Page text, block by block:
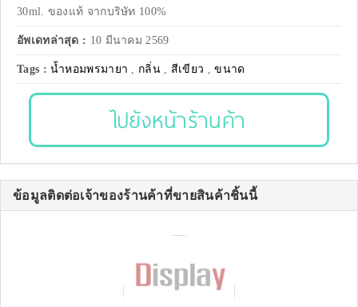
30ml. ของแท้ จากบริษัท 100%
อัพเดทล่าสุด : 10 มีนาคม 2569
Tags :น้ำหอมพรมายา , กลิ่น, สีเขียว ,ขนาด
ไปยังหน้าร้านค้า
ข้อมูลติดต่อเจ้าของร้านค้าที่ขายสินค้าชิ้นนี้